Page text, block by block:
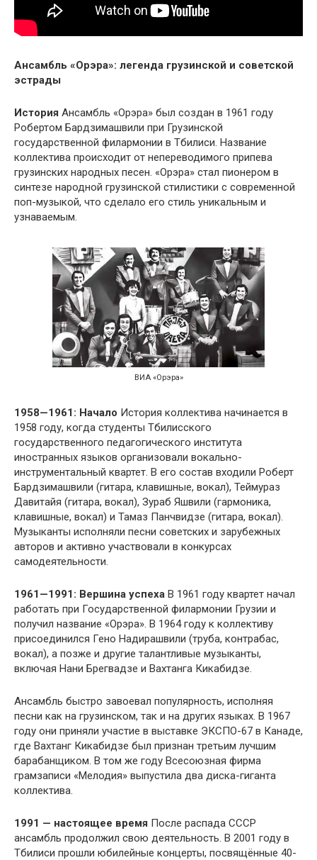
Ансамбль «Орэра»: легенда грузинской и советской
эстрады
История Ансамбль «Орэра» был создан в 1961 году
Робертом Бардзимашвили при Грузинской
государственной филармонии в Тбилиси. Название
коллектива происходит от непереводимого припева
грузинских народных песен. «Орэра» стал пионером в
синтезе народной грузинской стилистики с современной
поп-музыкой, что сделало его стиль уникальным и
узнаваемым.
ВИА «Орэра»
1958—1961: Начало История коллектива начинается в
1958 году, когда студенты Тбилисского
государственного педагогического института
иностранных языков организовали вокально-
инструментальный квартет. В его состав входили Роберт
Бардзимашвили (гитара, клавишные, вокал), Теймураз
Давитайя (гитара, вокал), Зураб Яшвили (гармоника,
клавишные, вокал) и Тамаз Панчвидзе (гитара, вокал).
Музыканты исполняли песни советских и зарубежных
авторов и активно участвовали в конкурсах
самодеятельности.
1961—1991: Вершина успеха В 1961 году квартет начал
работать при Государственной филармонии Грузии и
получил название «Орэра». В 1964 году к коллективу
присоединился Гено Надирашвили (труба, контрабас,
вокал), а позже и другие талантливые музыканты,
включая Нани Брегвадзе и Вахтанга Кикабидзе.
Ансамбль быстро завоевал популярность, исполняя
песни как на грузинском, так и на других языках. В 1967
году они приняли участие в выставке ЭКСПО-67 в Канаде,
где Вахтанг Кикабидзе был признан третьим лучшим
барабанщиком. В том же году Всесоюзная фирма
грамзаписи «Мелодия» выпустила два диска-гиганта
коллектива.
1991 — настоящее время После распада СССР
ансамбль продолжил свою деятельность. В 2001 году в
Тбилиси прошли юбилейные концерты, посвящённые 40-